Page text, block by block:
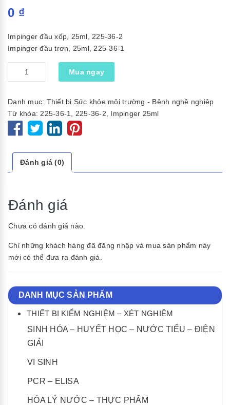
0 ₫
Impinger đầu xốp, 25ml, 225-36-2
Impinger đầu trơn, 25ml, 225-36-1
lượng
Mua ngay
Danh mục: Thiết bị Sức khỏe môi trường - Bệnh nghề nghiệp
Từ khóa: 225-36-1 225-36-2 Impinger 25ml
Đánh giá (0)
Đánh giá
Chưa có đánh giá nào.
Chỉ những khách hàng đã đăng nhập và mua sản phẩm này
mới có thể đưa ra đánh giá.
DANH MỤC SẢN PHẨM
THIẾT BỊ KIỂM NGHIỆM – XÉT NGHIỆM
SINH HÓA – HUYẾT HỌC – NƯỚC TIỂU – ĐIỆN
GIẢI
VI SINH
PCR – ELISA
HÓA LÝ NƯỚC – THỰC PHẨM